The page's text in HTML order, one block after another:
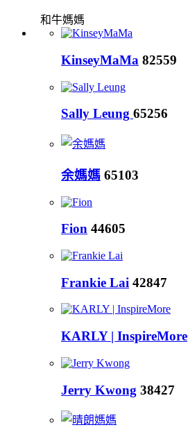
和牛媽媽
KinseyMaMa 82559
Sally Leung 65256
余媽媽 65103
Fion 44605
Frankie Lai 42847
KARLY | InspireMore
Jerry Kwong 38427